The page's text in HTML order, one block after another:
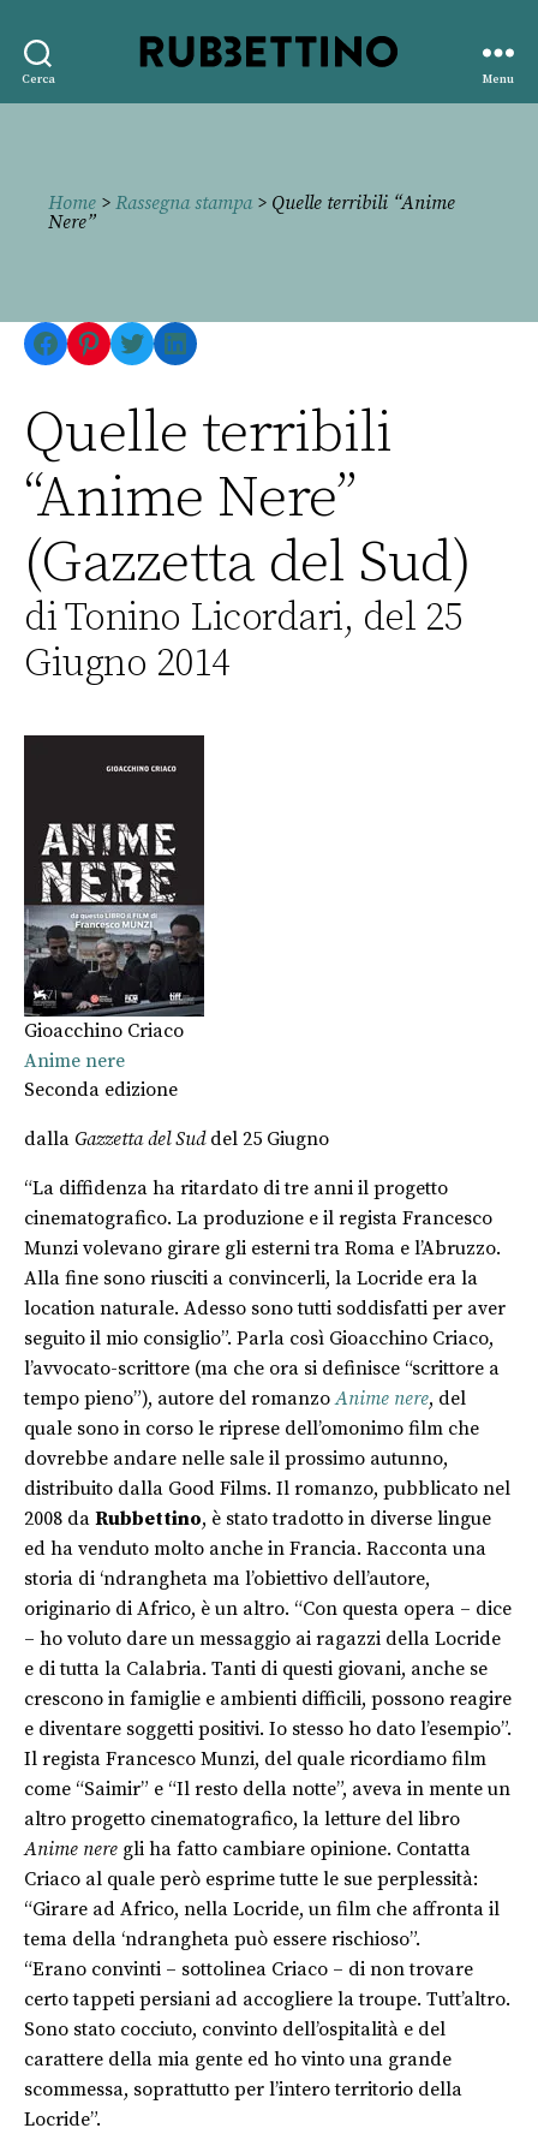
Cerca
editore
Menu
Home > Rassegna stampa> Quelle terribili “Anime
Nere”
Facebook
Pinterest
TwitterLinkedIn
Quelle terribili
“Anime Nere”
(Gazzetta del Sud)
di Tonino Licordari, del 25
Giugno 2014
Gioacchino Criaco
Anime nere
Seconda edizione
dalla Gazzetta del Sud del 25 Giugno
“La diffidenza ha ritardato di tre anni il progetto
cinematografico. La produzione e il regista Francesco
Munzi volevano girare gli esterni tra Roma e l’Abruzzo.
Alla fine sono riusciti a convincerli, la Locride era la
location naturale. Adesso sono tutti soddisfatti per aver
seguito il mio consiglio”. Parla così Gioacchino Criaco,
l’avvocato-scrittore (ma che ora si definisce “scrittore a
tempo pieno”), autore del romanzoAnime nere, del
quale sono in corso le riprese dell’omonimo film che
dovrebbe andare nelle sale il prossimo autunno,
distribuito dalla Good Films. Il romanzo, pubblicato nel
2008 da Rubbettino, è stato tradotto in diverse lingue
ed ha venduto molto anche in Francia. Racconta una
storia di ‘ndrangheta ma l’obiettivo dell’autore,
originario di Africo, è un altro. “Con questa opera – dice
– ho voluto dare un messaggio ai ragazzi della Locride
e di tutta la Calabria. Tanti di questi giovani, anche se
crescono in famiglie e ambienti difficili, possono reagire
e diventare soggetti positivi. Io stesso ho dato l’esempio”.
Il regista Francesco Munzi, del quale ricordiamo film
come “Saimir” e “Il resto della notte”, aveva in mente un
altro progetto cinematografico, la letture del libro
Anime nere gli ha fatto cambiare opinione. Contatta
Criaco al quale però esprime tutte le sue perplessità:
“Girare ad Africo, nella Locride, un film che affronta il
tema della ‘ndrangheta può essere rischioso”.
“Erano convinti – sottolinea Criaco – di non trovare
certo tappeti persiani ad accogliere la troupe. Tutt’altro.
Sono stato cocciuto, convinto dell’ospitalità e del
carattere della mia gente ed ho vinto una grande
scommessa, soprattutto per l’intero territorio della
Locride”.